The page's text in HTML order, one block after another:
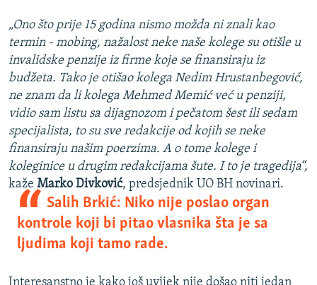
„Ono što prije 15 godina nismo možda ni znali kao
termin - mobing, nažalost neke naše kolege su otišle u
invalidske penzije iz firme koje se finansiraju iz
budžeta. Tako je otišao kolega Nedim Hrustanbegović,
ne znam da li kolega Mehmed Memić već u penziji,
vidio sam listu sa dijagnozom i pečatom šest ili sedam
specijalista, to su sve redakcije od kojih se neke
finansiraju našim poerzima. A o tome kolege i
koleginice u drugim redakcijama šute. I to je tragedija“,
kaže Marko Divković, predsjednik UO BH novinari.
Salih Brkić: Niko nije poslao organ
kontrole koji bi pitao vlasnika šta je sa
ljudima koji tamo rade.